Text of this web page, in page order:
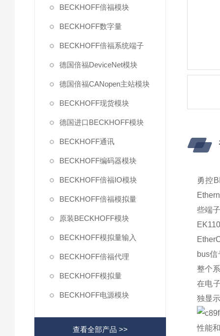
BECKHOFF倍福模块
BECKHOFF数字量
BECKHOFF倍福系统端子
德国倍福DeviceNet模块
德国倍福CANopen主站模块
BECKHOFF现货模块
德国进口BECKHOFF模块
BECKHOFF通讯
BECKHOFF编码器模块
BECKHOFF倍福IO模块
BECKHOFF倍福模拟量
原装BECKHOFF模块
BECKHOFF模拟量输入
BECKHOFF倍福代理
BECKHOFF模拟量
BECKHOFF电源模块
查看全部产品 >>
勇控
些端
bus
整个
在电
独显
性能